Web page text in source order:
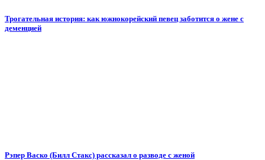
Трогательная история: как южнокорейский певец заботится о жене с
деменцией
Рэпер Васко (Билл Стакс) рассказал о разводе с женой